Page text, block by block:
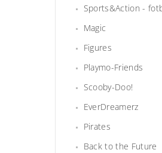
Sports&Action -
Magic
Figures
Playmo-Friends
Scooby-Doo!
EverDreamerz
Pirates
Back to the Future